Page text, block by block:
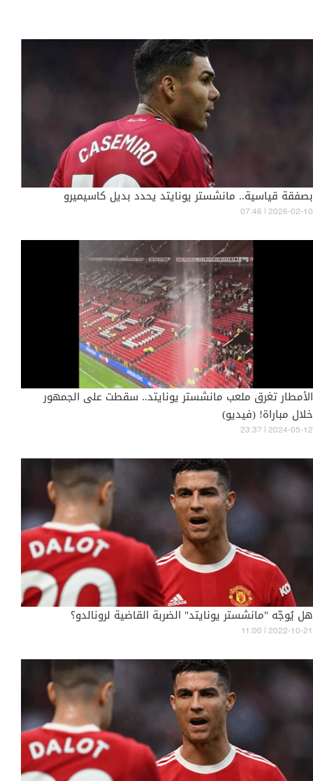
بصفقة قياسية.. مانشستر يونايتد يحدد بديل كاسيميرو
07:46 | 2026-02-10
الأمطار تغرق ملعب مانشستر يونايتد.. سقطت على الجمهور
خلال مباراة! (فيديو)
23:37 | 2024-05-12
هل يُوجّه "مانشستر يونايتد" الضربة القاضية لرونالدو؟
11:00 | 2022-10-21